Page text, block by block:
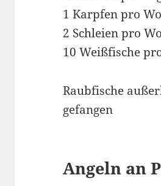
1 Karpfen pro
2 Schleien pro
10 Weißfische
Raubfische
gefangen
Angeln an